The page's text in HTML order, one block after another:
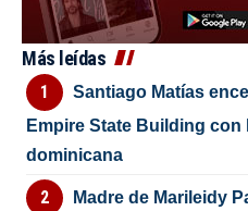
Más leídas
Santiago Matías
Empire State Building
dominicana
Madre de Marileidy